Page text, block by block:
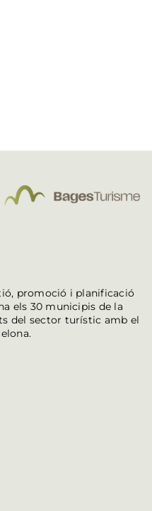
promoció i planificació
els 30 municipis de la
del sector turístic amb el